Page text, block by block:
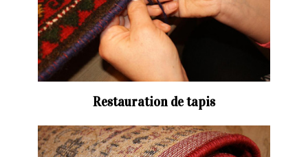
Restauration de tapis